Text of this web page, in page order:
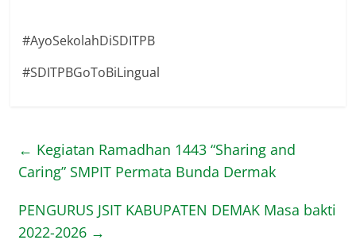
#AyoSekolahDiSDITPB
#SDITPBGoToBiLingual
← Kegiatan Ramadhan 1443 “Sharing and
Caring” SMPIT Permata Bunda Dermak
PENGURUS JSIT KABUPATEN DEMAK Masa bakti
2022-2026 →